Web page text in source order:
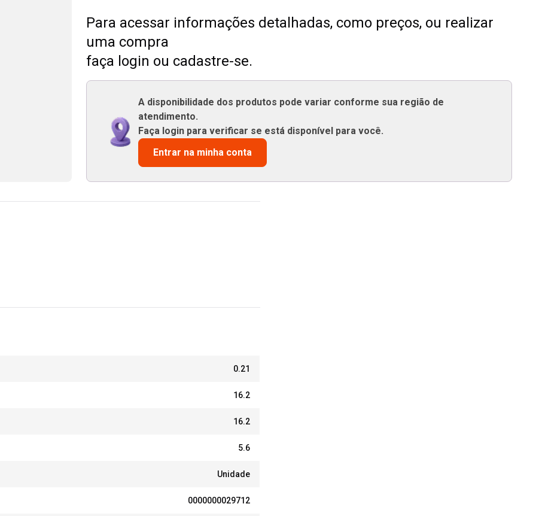
Para acessar informações detalhadas, como preços, ou realizar
uma compra
faça login ou cadastre-se.
A disponibilidade dos produtos pode variar conforme sua região de
atendimento.
Faça login para verificar se está disponível para você.
Entrar na minha conta
0.21
16.2
16.2
5.6
Unidade
0000000029712